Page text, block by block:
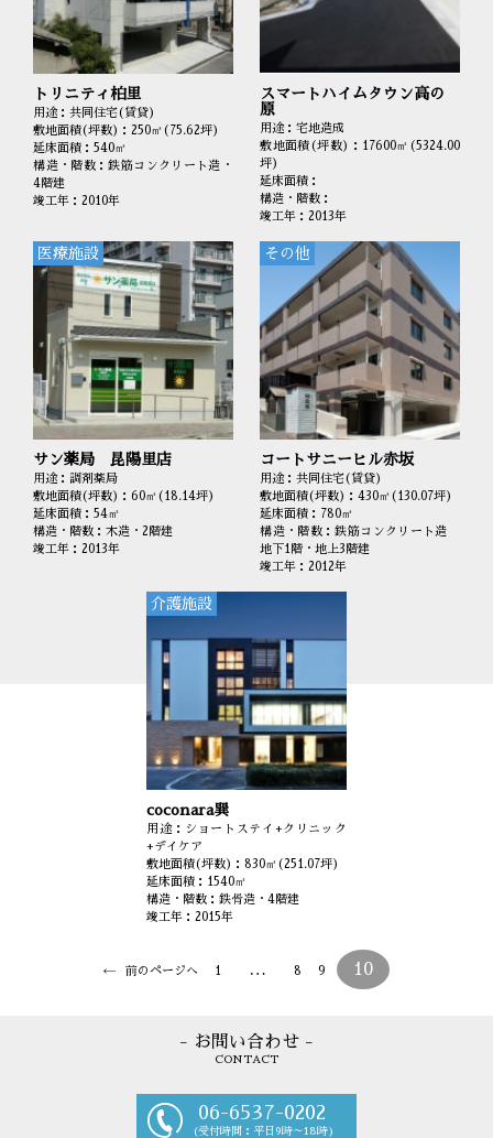
トリニティ柏里
用途：共同住宅(賃貸)
敷地面積(坪数)：250㎡(75.62坪)
延床面積：540㎡
構造・階数：鉄筋コンクリート造・
4階建
竣工年：2010年
スマートハイムタウン高の
原
用途：宅地造成
敷地面積(坪数)：17600㎡(5324.00
坪)
延床面積：
構造・階数：
竣工年：2013年
医療施設
サン薬局 昆陽里店
用途：調剤薬局
敷地面積(坪数)：60㎡(18.14坪)
延床面積：54㎡
構造・階数：木造・2階建
竣工年：2013年
その他
コートサニーヒル赤坂
用途：共同住宅(賃貸)
敷地面積(坪数)：430㎡(130.07坪)
延床面積：780㎡
構造・階数：鉄筋コンクリート造
地下1階・地上3階建
竣工年：2012年
介護施設
coconara巽
用途：ショートステイ+クリニック
+デイケア
敷地面積(坪数)：830㎡(251.07坪)
延床面積：1540㎡
構造・階数：鉄骨造・4階建
竣工年：2015年
前のページへ 1 … 8 9 10
- お問い合わせ -
CONTACT
06-6537-0202
(受付時間：平日9時～18時)